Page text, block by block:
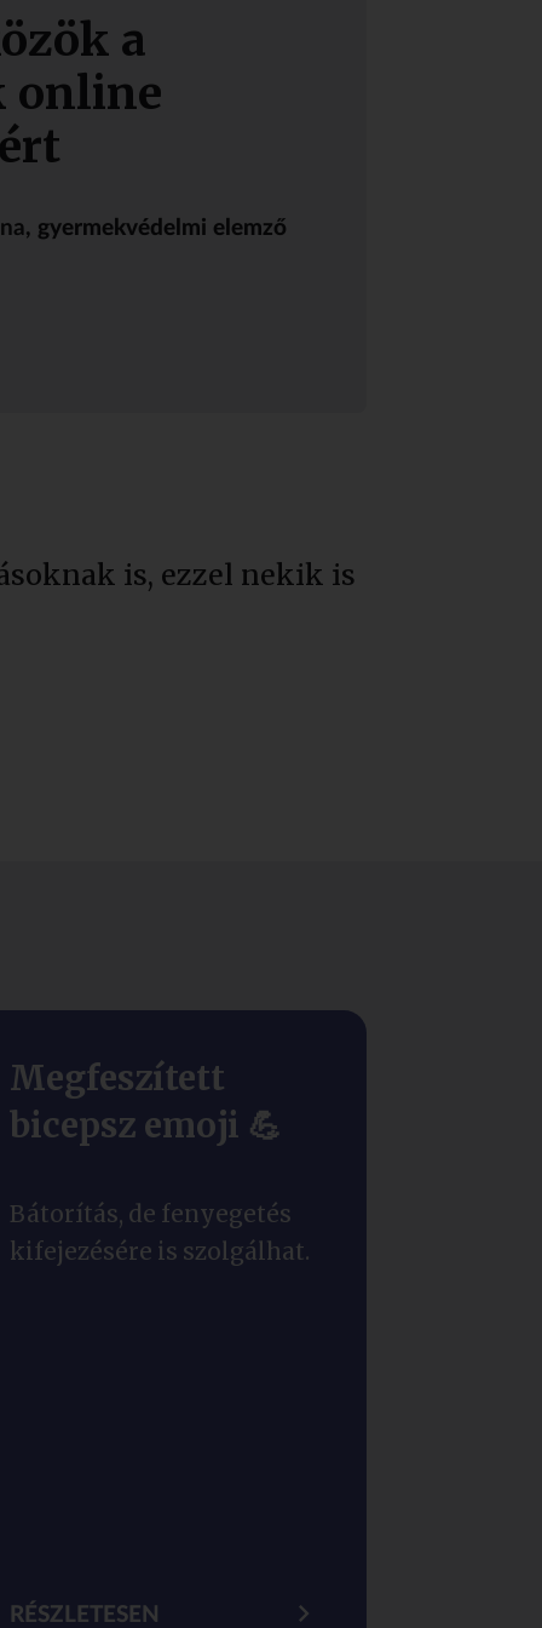
a
online
, gyermekvédelmi elemző
is, ezzel nekik is
Megfeszített
bicepsz emoji 💪
Bátorítás, de fenyegetés
kifejezésére is szolgálhat.
RÉSZLETESEN